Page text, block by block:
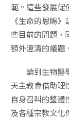
範。這些發展促
《生命的恩賜
些目前的問題，
額外澄清的議題
論到生物醫
天主教會借助理
自身召叫的整
及各種宗教文化